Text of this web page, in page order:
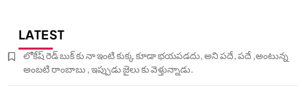
LATEST
లోకేష్ రెడ్ బుక్ కు నా ఇంటి కుక్క కూడా భయపడదు, అని పదే, పదే ,అంటున్న
అంబటి రాంబాబు , ఇప్పుడు జైలు కు వెళ్తున్నాడు.